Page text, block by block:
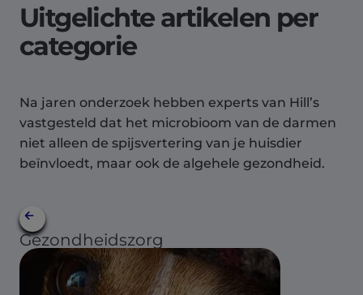
Uitgelichte artikelen per
categorie
Na jaren onderzoek hebben experts van Hill’s
vastgesteld dat het microbioom van de darmen
niet alleen de spijsvertering van je huisdier
beïnvloedt, maar ook de algehele gezondheid.
Gezondheidszorg